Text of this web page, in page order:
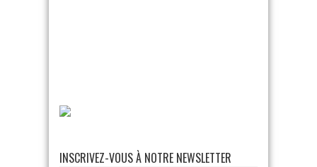
INSCRIVEZ-VOUS À NOTRE NEWSLETTER